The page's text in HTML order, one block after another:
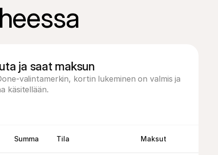
ja saat maksun
valintamerkin, kortin lukeminen on valmis ja
käsitellään.
Summa Tila Maksut